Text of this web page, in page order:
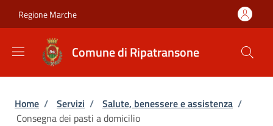
Regione Marche
Comune di Ripatransone
Briciole di pane
Home / Servizi / Salute, benessere e assistenza /
Consegna dei pasti a domicilio